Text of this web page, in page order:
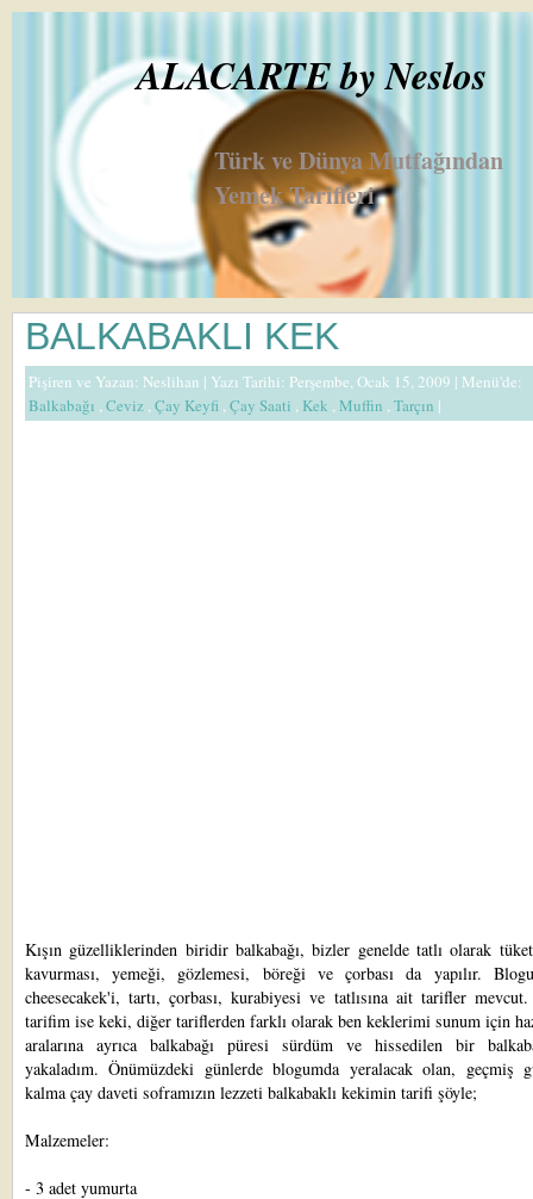
ALACARTE by Neslos
Türk ve Dünya Mutfağından
Yemek Tarifleri
BALKABAKLI KEK
Pişiren ve Yazan: Neslihan | Yazı Tarihi: Perşembe, Ocak 15, 2009 | Menü'de:
Balkabağı ,Ceviz ,Çay Keyfi ,Çay Saati , Kek ,Muffin ,Tarçın |
Kışın güzelliklerinden biridir balkabağı, bizler genelde tatlı olarak
kavurması, yemeği, gözlemesi, böreği ve çorbası da yapılır.
cheesecakek'i,tartı,çorbası,kurabiyesi ve tatlısınaait tarifler mevcut.
tarifim ise keki, diğer tariflerden farklı olarak ben keklerimi sunum için
aralarına ayrıca balkabağı püresi sürdüm ve hissedilen bir
yakaladım. Önümüzdeki günlerde blogumda yeralacak olan, geçmiş
kalma çay daveti soframızın lezzeti balkabaklı kekimin tarifi şöyle;
Malzemeler:
- 3 adet yumurta